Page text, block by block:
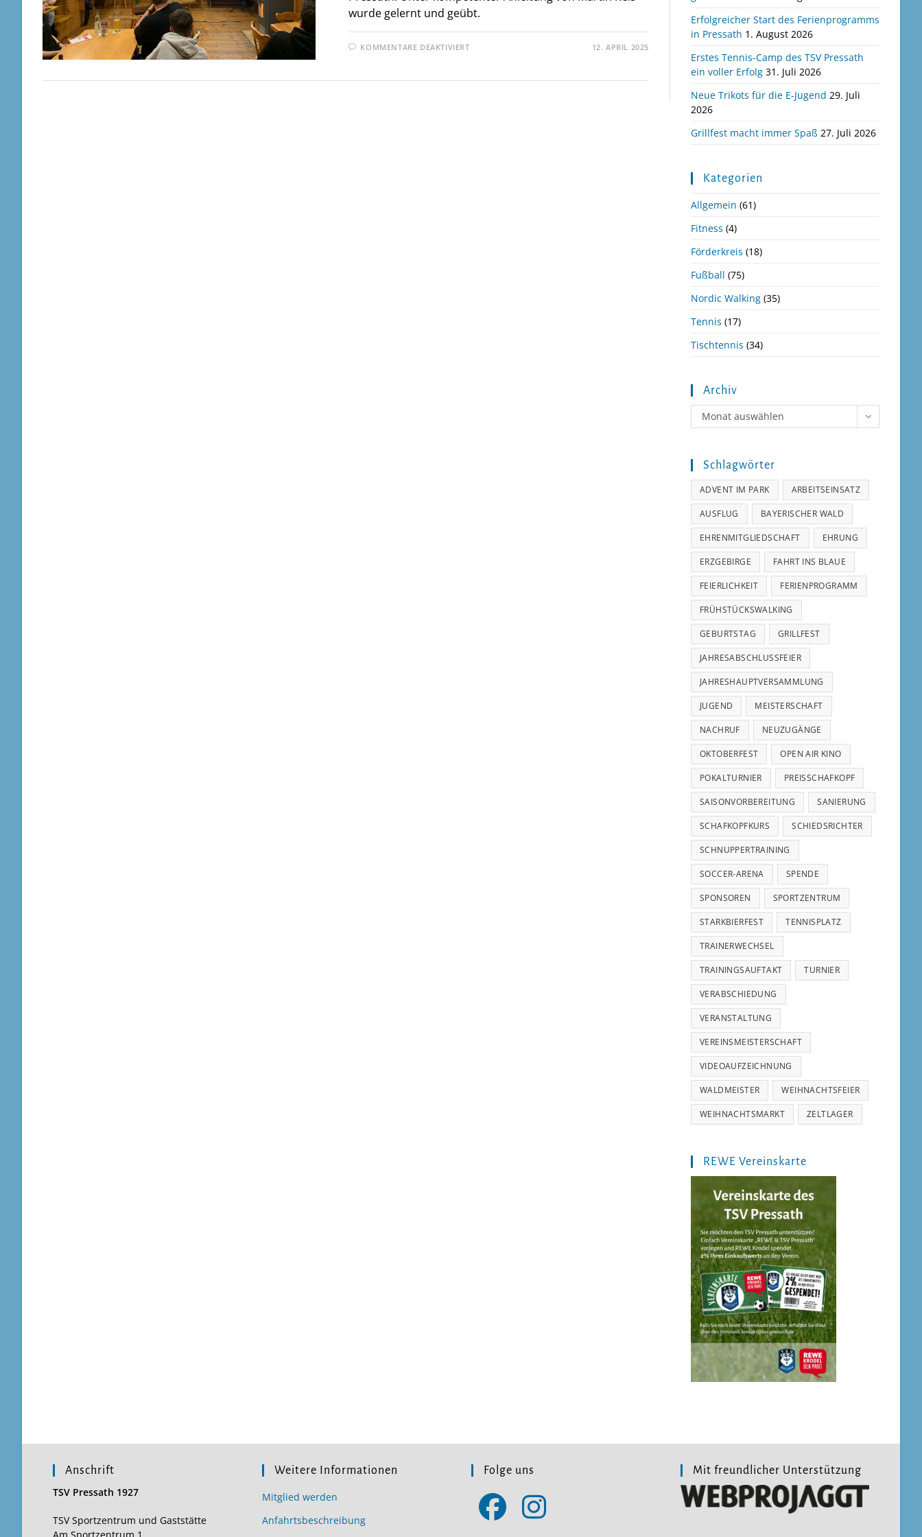
wurde gelernt und geübt.
KOMMENTARE DEAKTIVIERTFÜR
FÖRDERKREIS
12. APRIL 2025
Erfolgreicher Start des Ferienprogramms
in Pressath 1. August 2026
Erstes Tennis-Camp des TSV Pressath
ein voller Erfolg 31. Juli 2026
Neue Trikots für die E-Jugend 29. Juli
2026
Grillfest macht immer Spaß 27. Juli 2026
Kategorien
Allgemein (61)
Fitness (4)
Förderkreis (18)
Fußball (75)
Nordic Walking (35)
Tennis (17)
Tischtennis (34)
Archiv
Archiv
Monat auswählen
Schlagwörter
ADVENT IM PARK ARBEITSEINSATZ
AUSFLUG BAYERISCHER WALD
EHRENMITGLIEDSCHAFT EHRUNG
ERZGEBIRGE FAHRT INS BLAUE
FEIERLICHKEIT FERIENPROGRAMM
FRÜHSTÜCKSWALKING
GEBURTSTAG GRILLFEST
JAHRESABSCHLUSSFEIER
JAHRESHAUPTVERSAMMLUNG
JUGEND MEISTERSCHAFT
NACHRUF NEUZUGÄNGE
OKTOBERFEST OPEN AIR KINO
POKALTURNIER PREISSCHAFKOPF
SAISONVORBEREITUNG SANIERUNG
SCHAFKOPFKURS SCHIEDSRICHTER
SCHNUPPERTRAINING
SOCCER-ARENA SPENDE
SPONSOREN SPORTZENTRUM
STARKBIERFEST TENNISPLATZ
TRAINERWECHSEL
TRAININGSAUFTAKT TURNIER
VERABSCHIEDUNG
VERANSTALTUNG
VEREINSMEISTERSCHAFT
VIDEOAUFZEICHNUNG
WALDMEISTER WEIHNACHTSFEIER
WEIHNACHTSMARKT ZELTLAGER
REWE Vereinskarte
Anschrift
TSV Pressath 1927
TSV Sportzentrum und Gaststätte
Weitere Informationen
Mitglied werden
Anfahrtsbeschreibung
Folge uns Mit freundlicher Unterstützung